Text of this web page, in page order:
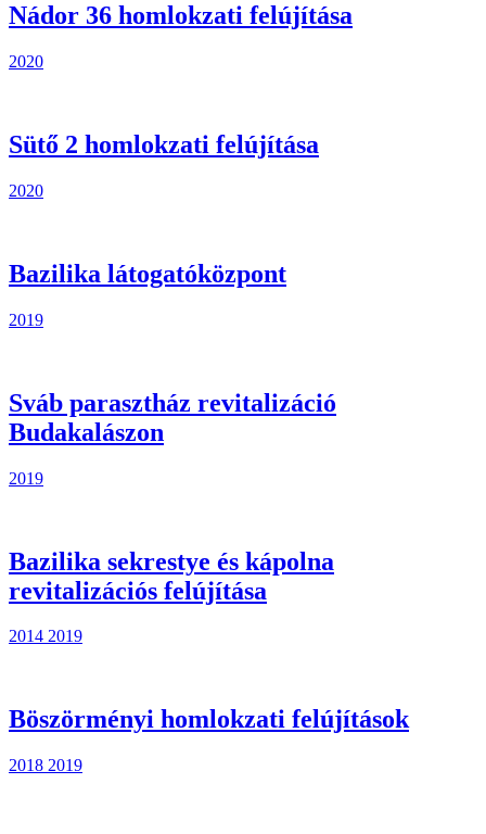
Nádor 36 homlokzati felújítása
2020
Sütő 2 homlokzati felújítása
2020
Bazilika látogatóközpont
2019
Sváb parasztház revitalizáció
Budakalászon
2019
Bazilika sekrestye és kápolna
revitalizációs felújítása
2014 2019
Böszörményi homlokzati felújítások
2018 2019